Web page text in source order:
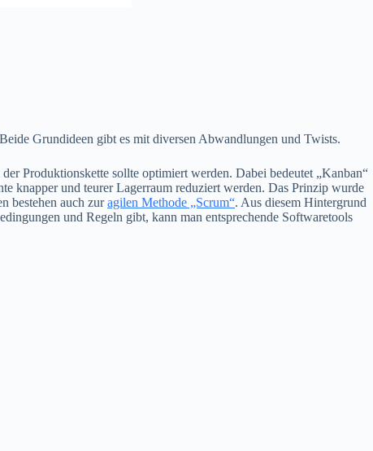
Grundideen gibt es mit diversen Abwandlungen und Twists.
Produktionskette sollte optimiert werden. Dabei bedeutet „Kanban“
knapper und teurer Lagerraum reduziert werden. Das Prinzip wurde
bestehen auch zuragilen Methode „Scrum“. Aus diesem Hintergrund
und Regeln gibt, kann man entsprechende Softwaretools